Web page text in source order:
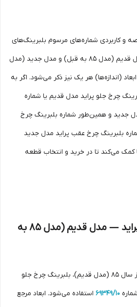
و کاربردی شماره‌های مرسوم بلبرینگ‌های
چرخ پراید در دو دسته مدل قدیم (مدل 85 به قبل) و مدل جدید (مدل
(اندازه‌ها) هر یک نیز ذکر می‌شود. اگر به
چرخ جلو پراید مدل قدیم یا شماره
جدید و همین‌طور شماره بلبرینگ چرخ
بلبرینگ چرخ عقب پراید مدل جدید
کمک می‌کند تا در خرید و انتخاب قطعه
بلبرینگ چرخ جلو پراید — مدل قدیم (مدل 85 به
برای پراید‌های تولید قبل از سال 85 (مدل قدیم)، بلبرینگ چرخ جلو
69349/10 استفاده می‌شود. ابعاد مرجع